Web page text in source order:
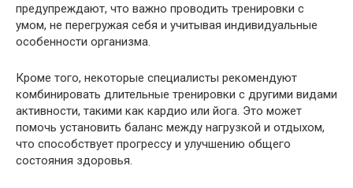
предупреждают, что важно проводить тренировки с
умом, не перегружая себя и учитывая индивидуальные
особенности организма.
Кроме того, некоторые специалисты рекомендуют
комбинировать длительные тренировки с другими видами
активности, такими как кардио или йога. Это может
помочь установить баланс между нагрузкой и отдыхом,
что способствует прогрессу и улучшению общего
состояния здоровья.